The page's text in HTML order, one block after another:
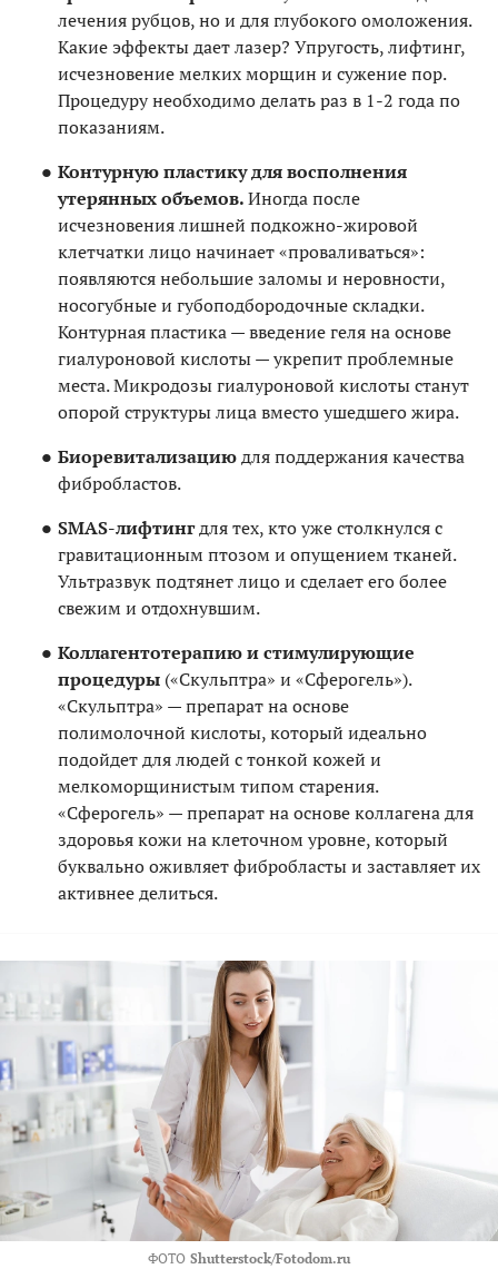
лечения рубцов, но и для глубокого омоложения.
Какие эффекты дает лазер? Упругость, лифтинг,
исчезновение мелких морщин и сужение пор.
Процедуру необходимо делать раз в 1-2 года по
показаниям.
Контурную пластику для восполнения
утерянных объемов.Иногда после
исчезновения лишней подкожно-жировой
клетчатки лицо начинает «проваливаться»:
появляются небольшие заломы и неровности,
носогубные и губоподбородочные складки.
Контурная пластика — введение геля на основе
гиалуроновой кислоты — укрепит проблемные
места. Микродозы гиалуроновой кислоты станут
опорой структуры лица вместо ушедшего жира.
Биоревитализациюдля поддержания качества
фибробластов.
SMAS-лифтингдля тех, кто уже столкнулся с
гравитационным птозом и опущением тканей.
Ультразвук подтянет лицо и сделает его более
свежим и отдохнувшим.
Коллагентотерапию и стимулирующие
процедуры («Скульптра» и «Сферогель»).
«Скульптра» — препарат на основе
полимолочной кислоты, который идеально
подойдет для людей с тонкой кожей и
мелкоморщинистым типом старения.
«Сферогель» — препарат на основе коллагена для
здоровья кожи на клеточном уровне, который
буквально оживляет фибробласты и заставляет их
активнее делиться.
ФОТО Shutterstock/Fotodom.ru